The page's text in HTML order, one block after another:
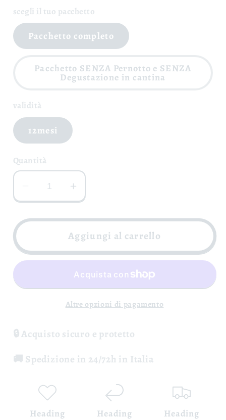
scegli il tuo pacchetto
Pacchetto completo
Pacchetto SENZA Pernotto e SENZA
Degustazione in cantina
validità
12mesi
Quantità
Diminuisci
quantità
per
una
Vite
Antonio
Molettieri
Aumenta
quantità
per
Adotta
Vite
-
Antonio
Molettieri
Aggiungi al carrello
Altre opzioni di pagamento
🔒 Acquisto sicuro e protetto
🚚 Spedizione in 24/72h in Italia
Heading Heading Heading